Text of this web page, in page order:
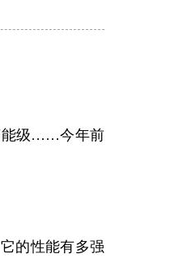
能级……今年前
的性能有多强